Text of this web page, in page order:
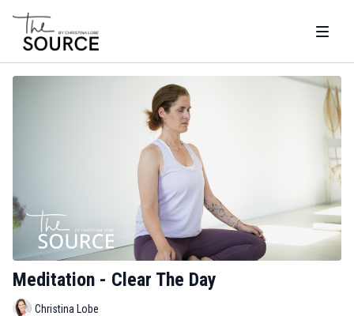
Meditation - Clear The Day
Christina Lobe